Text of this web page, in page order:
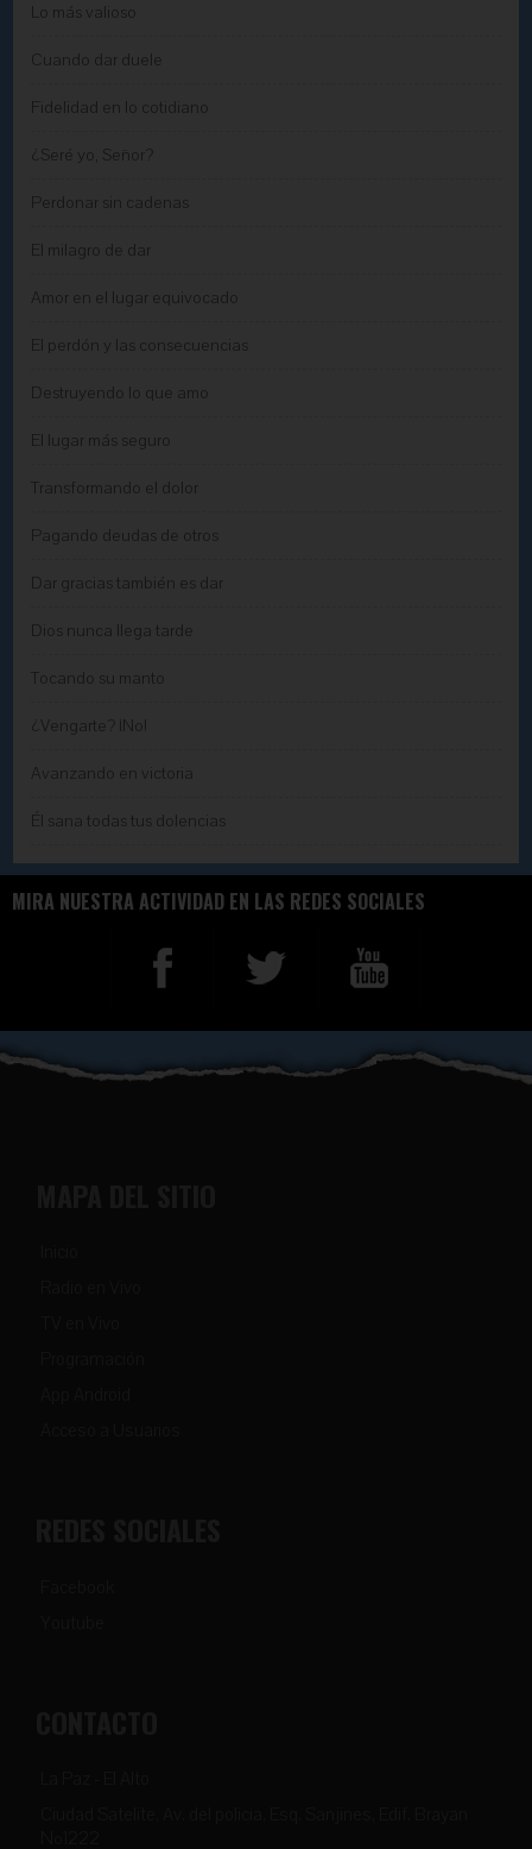
Lo más valioso
Cuando dar duele
Fidelidad en lo cotidiano
¿Seré yo, Señor?
Perdonar sin cadenas
El milagro de dar
Amor en el lugar equivocado
El perdón y las consecuencias
Destruyendo lo que amo
El lugar más seguro
Transformando el dolor
Pagando deudas de otros
Dar gracias también es dar
Dios nunca llega tarde
Tocando su manto
¿Vengarte? ¡No!
Avanzando en victoria
Él sana todas tus dolencias
MIRA NUESTRA ACTIVIDAD EN LAS REDES SOCIALES